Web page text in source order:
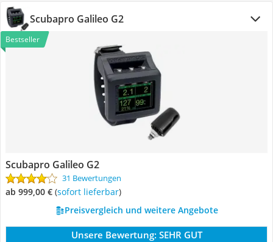
Scubapro Galileo G2
Bestseller
Scubapro Galileo G2
31 Bewertungen
ab 999,00 € ( Sofort lieferbar)
Preisvergleich und weitere Angebote
Unsere Bewertung: SEHR GUT